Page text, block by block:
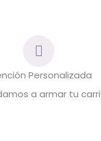
Personalizada
a armar tu